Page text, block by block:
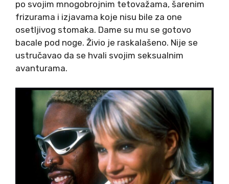
po svojim mnogobrojnim tetovažama, šarenim
frizurama i izjavama koje nisu bile za one
osetljivog stomaka. Dame su mu se gotovo
bacale pod noge. Živio je raskalašeno. Nije se
ustručavao da se hvali svojim seksualnim
avanturama.